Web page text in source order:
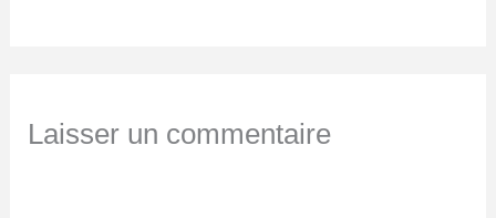
Laisser un commentaire